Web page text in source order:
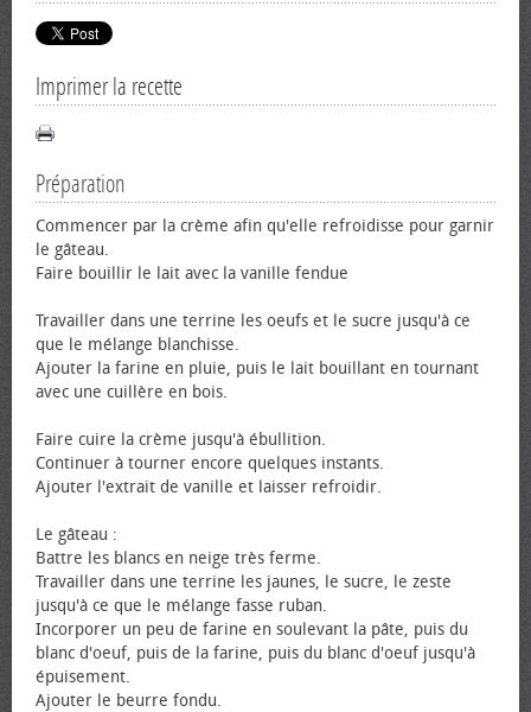
Imprimer la recette
Préparation
Commencer par la crème afin qu'elle refroidisse pour garnir
le gâteau.
Faire bouillir le lait avec la vanille fendue
Travailler dans une terrine les œufs et le sucre jusqu'à ce
que le mélange blanchisse.
Ajouter la farine en pluie, puis le lait bouillant en tournant
avec une cuillère en bois.
Faire cuire la crème jusqu'à ébullition.
Continuer à tourner encore quelques instants.
Ajouter l'extrait de vanille et laisser refroidir.
Le gâteau :
Battre les blancs en neige très ferme.
Travailler dans une terrine les jaunes, le sucre, le zeste
jusqu'à ce que le mélange fasse ruban.
Incorporer un peu de farine en soulevant la pâte, puis du
blanc d'œuf, puis de la farine, puis du blanc d'œuf jusqu'à
épuisement.
Ajouter le beurre fondu.